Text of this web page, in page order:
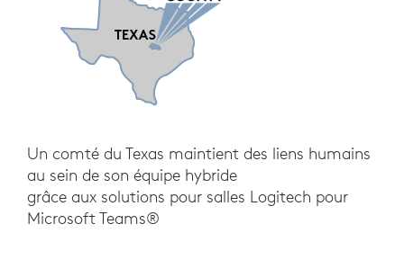
Un comté du Texas maintient des liens humains
au sein de son équipe hybride
grâce aux solutions pour salles Logitech pour
Microsoft Teams®